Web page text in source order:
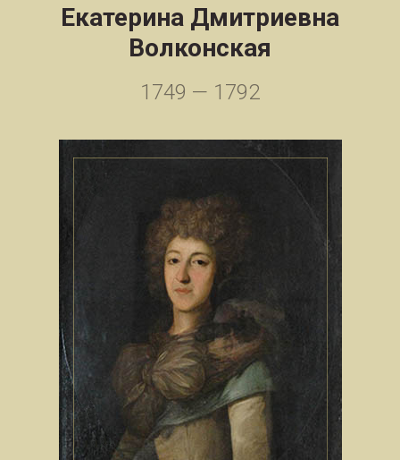
Екатерина Дмитриевна
Волконская
1749 — 1792